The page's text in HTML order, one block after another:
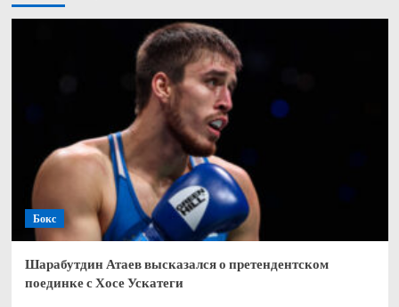
Бокс
Шарабутдин Атаев высказался о претендентском
поединке с Хосе Ускатеги